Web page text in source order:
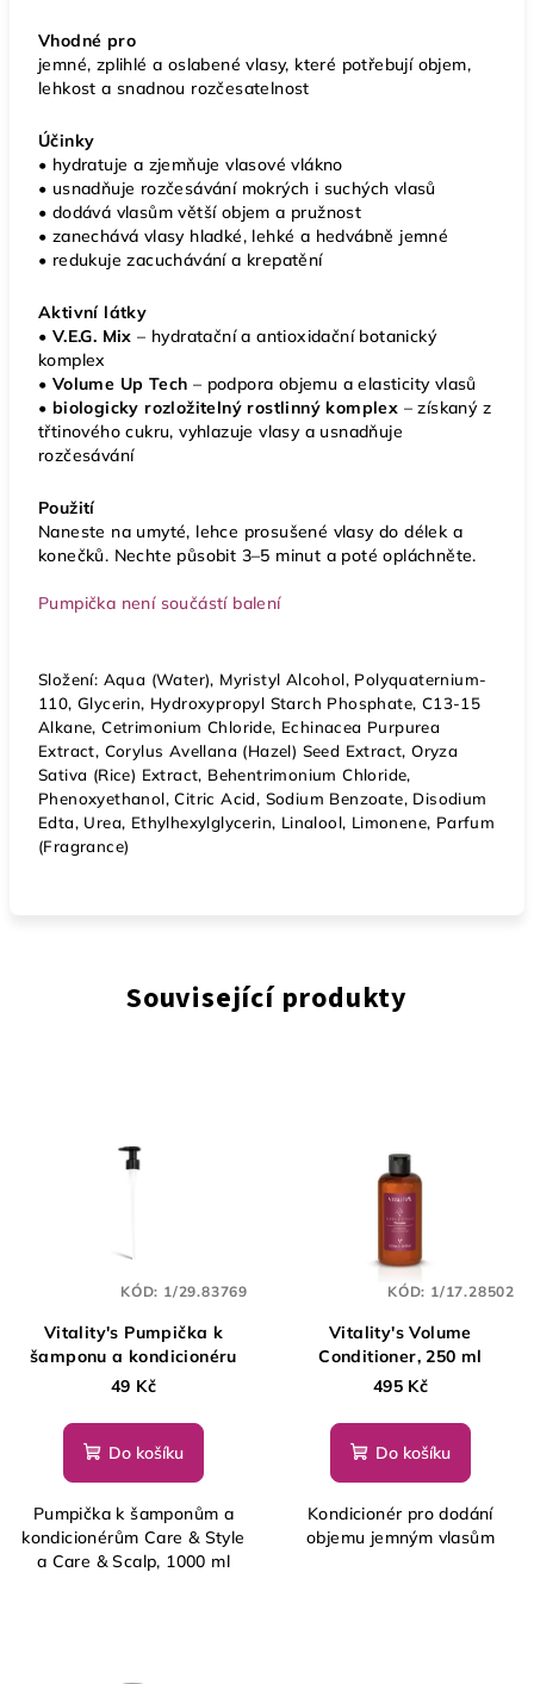
Vhodné pro
jemné, zplihlé a oslabené vlasy, které potřebují objem,
lehkost a snadnou rozčesatelnost
Účinky
• hydratuje a zjemňuje vlasové vlákno
• usnadňuje rozčesávání mokrých i suchých vlasů
• dodává vlasům větší objem a pružnost
• zanechává vlasy hladké, lehké a hedvábně jemné
• redukuje zacuchávání a krepatění
Aktivní látky
• V.E.G. Mix – hydratační a antioxidační botanický
komplex
• Volume Up Tech – podpora objemu a elasticity vlasů
• biologicky rozložitelný rostlinný komplex – získaný z
třtinového cukru, vyhlazuje vlasy a usnadňuje
rozčesávání
Použití
Naneste na umyté, lehce prosušené vlasy do délek a
konečků. Nechte působit 3–5 minut a poté opláchněte.
Pumpička není součástí balení
Složení: Aqua (Water), Myristyl Alcohol, Polyquaternium-
110, Glycerin, Hydroxypropyl Starch Phosphate, C13-15
Alkane, Cetrimonium Chloride, Echinacea Purpurea
Extract, Corylus Avellana (Hazel) Seed Extract, Oryza
Sativa (Rice) Extract, Behentrimonium Chloride,
Phenoxyethanol, Citric Acid, Sodium Benzoate, Disodium
Edta, Urea, Ethylhexylglycerin, Linalool, Limonene, Parfum
(Fragrance)
Související produkty
Vitality's Pumpička k
šamponu a kondicionéru
49 Kč
Do košíku
Pumpička k šamponům a
kondicionérům Care & Style
a Care & Scalp, 1000 ml
KÓD: 1/29.83769
Vitality's Volume
Conditioner, 250 ml
495 Kč
Do košíku
Kondicionér pro dodání
objemu jemným vlasům
KÓD: 1/17.28502